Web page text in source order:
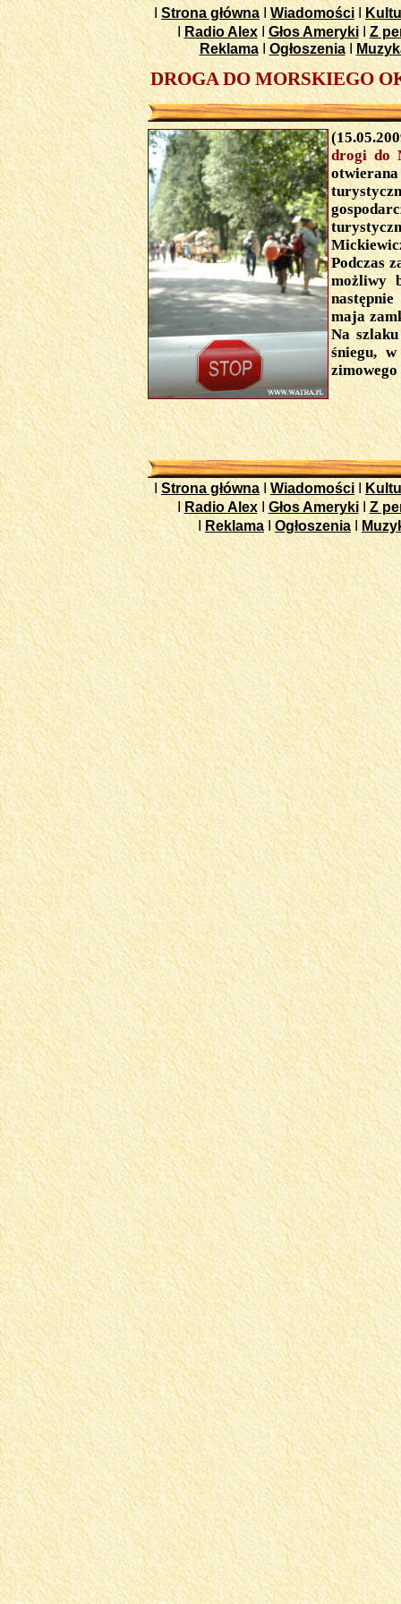
Strona główna Wiadomości
Radio Alex Głos Ameryki
Z
Reklama
OgłoszeniaI
DROGA DO MORSKIEGO
drogi do
Podczas
możliwy
maja
Na szlaku
śniegu,
Strona główna Wiadomości
Radio Alex Głos Ameryki
Z
Reklama Ogłoszenia I